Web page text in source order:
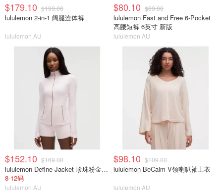
$179.10 $199.00
lululemon 2-in-1 阔腿连体裤
lululemon AU
$80.10 $89.00
lululemon Fast and Free 6-Pocket
高腰短裤 6英寸 新版
lululemon AU
$152.10 $169.00
lululemon Define Jacket 珍珠粉金拉链
8-12码
lululemon AU
$98.10 $109.00
lululemon BeCalm V领喇叭袖上衣
lululemon AU